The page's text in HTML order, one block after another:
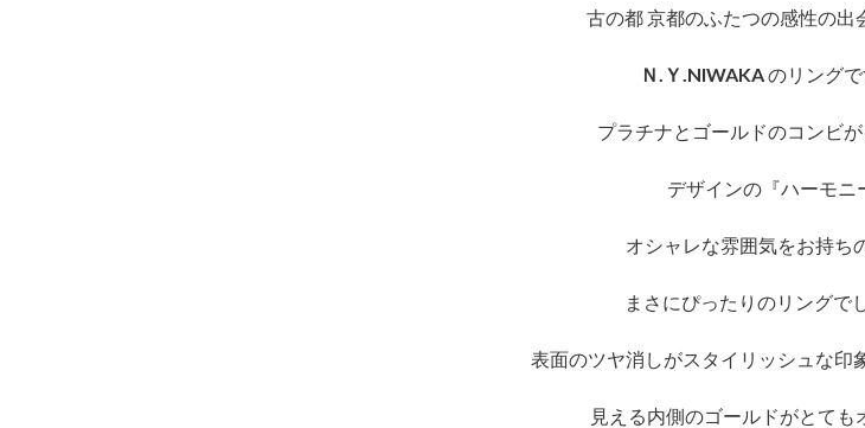
古の都 京都のふたつの感性の出
Ｎ.Ｙ.NIWAKAのリング
プラチナとゴールドのコンビ
デザインの『ハーモニ
オシャレな雰囲気をお持ち
まさにぴったりのリングで
表面のツヤ消しがスタイリッシュな印
見える内側のゴールドがとても